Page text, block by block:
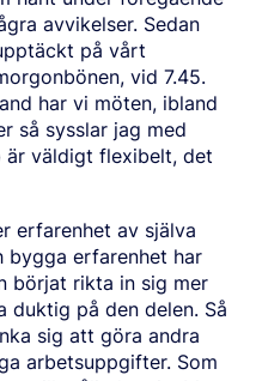
gra avvikelser. Sedan
äckt på vårt
vid 7.45.
har vi möten, ibland
så sysslar jag med
är väldigt flexibelt, det
erfarenhet av själva
bygga erfarenhet har
börjat rikta in sig mer
duktig på den delen. Så
nka sig att göra andra
arbetsuppgifter. Som